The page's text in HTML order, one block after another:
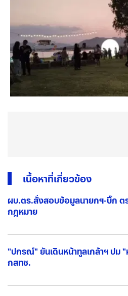
เนื้อหาที่เกี่ยวข้อง
ผบ.ตร.สั่งสอบข้อมูลนายกฯ-บิ๊ก ต
กฎหมาย
"ปกรณ์" ยันเดินหน้าทูลเกล้าฯ ปม
กสทช.